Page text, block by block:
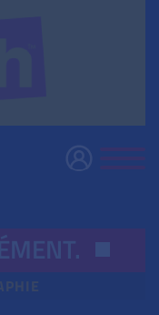
.